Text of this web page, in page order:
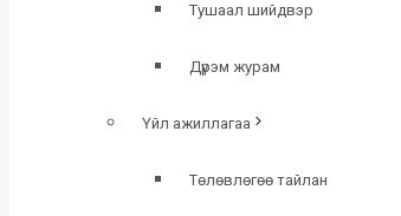
Тушаал шийдвэр
Дүрэм журам
Үйл ажиллагаа
Төлөвлөгөө тайлан